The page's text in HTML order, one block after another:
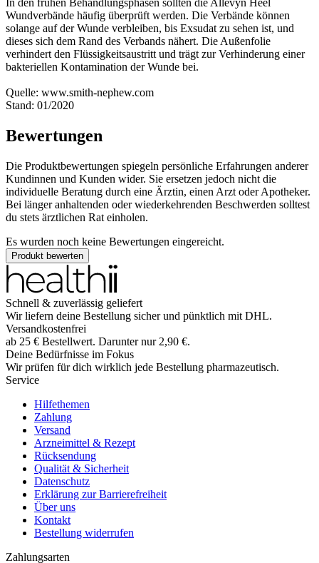
In den frühen Behandlungsphasen sollten die Allevyn Heel
Wundverbände häufig überprüft werden. Die Verbände können
solange auf der Wunde verbleiben, bis Exsudat zu sehen ist, und
dieses sich dem Rand des Verbands nähert. Die Außenfolie
verhindert den Flüssigkeitsaustritt und trägt zur Verhinderung einer
bakteriellen Kontamination der Wunde bei.
Quelle: www.smith-nephew.com
Stand: 01/2020
Bewertungen
Die Produktbewertungen spiegeln persönliche Erfahrungen anderer
Kundinnen und Kunden wider. Sie ersetzen jedoch nicht die
individuelle Beratung durch eine Ärztin, einen Arzt oder Apotheker.
Bei länger anhaltenden oder wiederkehrenden Beschwerden solltest
du stets ärztlichen Rat einholen.
Es wurden noch keine Bewertungen eingereicht.
Produkt bewerten
Schnell & zuverlässig geliefert
Wir liefern deine Bestellung sicher und pünktlich mit DHL.
Versandkostenfrei
ab 25 € Bestellwert. Darunter nur 2,90 €.
Deine Bedürfnisse im Fokus
Wir prüfen für dich wirklich jede Bestellung pharmazeutisch.
Service
Hilfethemen
Zahlung
Versand
Arzneimittel & Rezept
Rücksendung
Qualität & Sicherheit
Datenschutz
Erklärung zur Barrierefreiheit
Über uns
Kontakt
Bestellung widerrufen
Zahlungsarten